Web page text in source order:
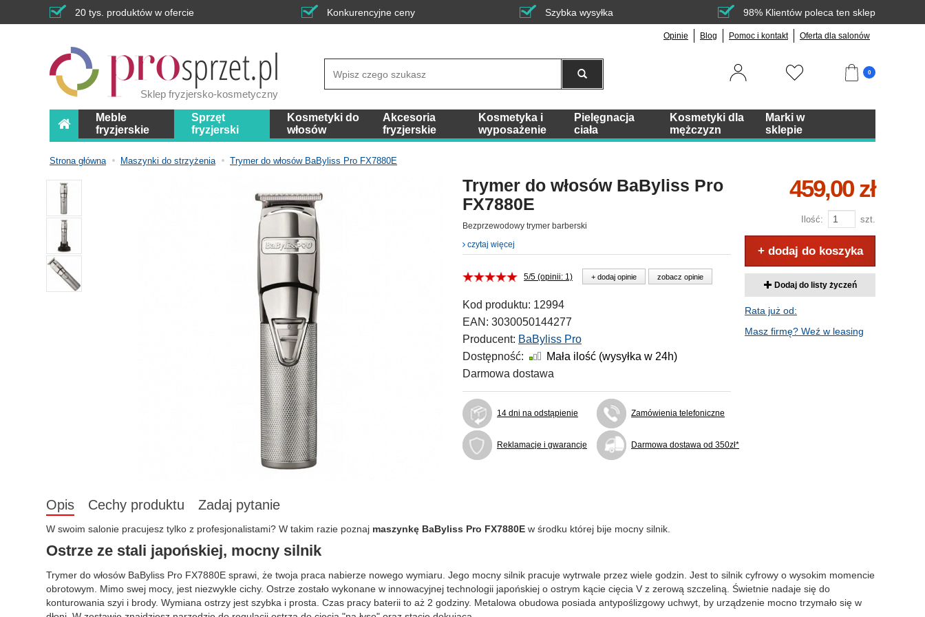
20 tys. produktów w ofercie Konkurencyjne ceny Szybka wysyłka 98% Klientów poleca ten sklep
Opinie Blog Pomoc i kontakt Oferta dla salonów
Sklep fryzjersko-kosmetyczny
0
Meble
fryzjerskie
Sprzęt
fryzjerski
Kosmetyki do
włosów
Akcesoria
fryzjerskie
Kosmetyka i
wyposażenie
Pielęgnacja
ciała
Kosmetyki dla
mężczyzn
Marki w
sklepie
Strona główna Maszynki do strzyżenia Trymer do włosów BaByliss Pro FX7880E
Trymer do włosów BaByliss Pro
FX7880E
Bezprzewodowy trymer barberski
czytaj więcej
5/5 (opinii: 1) + dodaj opinie zobacz opinie
Kod produktu: 12994
EAN: 3030050144277
Producent: BaByliss Pro
Dostępność:
Mała ilość (wysyłka w 24h)
Darmowa dostawa
14 dni na odstąpienie Zamówienia telefoniczne
Reklamacje i gwarancje Darmowa dostawa od 350zł*
459,00 zł
Ilość: szt.
+ dodaj do koszyka
Dodaj do listy życzeń
Rata już od:
Masz firmę? Weź w leasing
Opis Cechy produktu Zadaj pytanie
W swoim salonie pracujesz tylko z profesjonalistami? W takim razie poznaj maszynkę BaByliss Pro FX7880E w środku której bije mocny silnik.
Ostrze ze stali japońskiej, mocny silnik
Trymer do włosów BaByliss Pro FX7880E sprawi, że twoja praca nabierze nowego wymiaru. Jego mocny silnik pracuje wytrwale przez wiele godzin. Jest to silnik cyfrowy o wysokim momencie
obrotowym. Mimo swej mocy, jest niezwykle cichy. Ostrze zostało wykonane w innowacyjnej technologii japońskiej o ostrym kącie cięcia V z zerową szczeliną. Świetnie nadaje się do
konturowania szyi i brody. Wymiana ostrzy jest szybka i prosta. Czas pracy baterii to aż 2 godziny. Metalowa obudowa posiada antypoślizgowy uchwyt, by urządzenie mocno trzymało się w